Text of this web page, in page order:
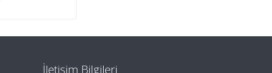
İletişim Bilgileri